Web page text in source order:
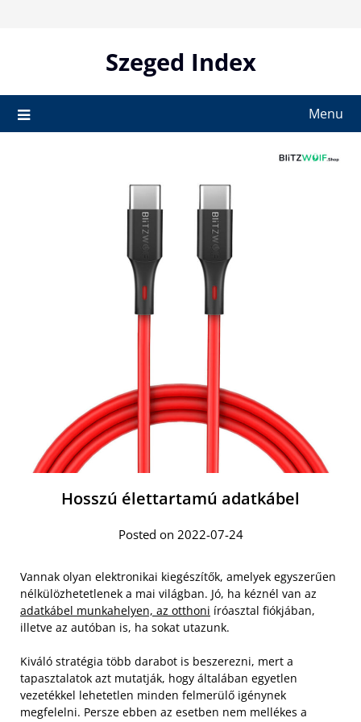
Szeged Index
Menu
Hosszú élettartamú adatkábel
Posted on 2022-07-24
Vannak olyan elektronikai kiegészítők, amelyek egyszerűen
nélkülözhetetlenek a mai világban. Jó, ha kéznél van az
adatkábel munkahelyen, az otthoni íróasztal fiókjában,
illetve az autóban is, ha sokat utazunk.
Kiváló stratégia több darabot is beszerezni, mert a
tapasztalatok azt mutatják, hogy általában egyetlen
vezetékkel lehetetlen minden felmerülő igénynek
megfelelni. Persze ebben az esetben nem mellékes a